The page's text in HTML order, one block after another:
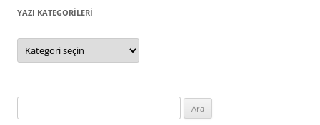
YAZI KATEGORILERI
Yazı
Kategorileri